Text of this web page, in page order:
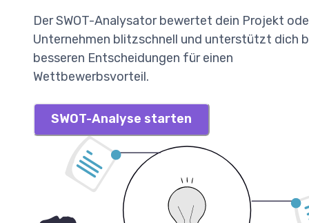
Der SWOT-Analysator bewertet dein Projekt
Unternehmen blitzschnell und unterstützt dich
besseren Entscheidungen für einen
Wettbewerbsvorteil.
SWOT-Analyse starten